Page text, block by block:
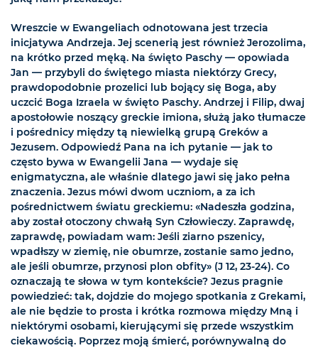
Wreszcie w Ewangeliach odnotowana jest trzecia
inicjatywa Andrzeja. Jej scenerią jest również Jerozolima,
na krótko przed męką. Na święto Paschy — opowiada
Jan — przybyli do świętego miasta niektórzy Grecy,
prawdopodobnie prozelici lub bojący się Boga, aby
uczcić Boga Izraela w święto Paschy. Andrzej i Filip, dwaj
apostołowie noszący greckie imiona, służą jako tłumacze
i pośrednicy między tą niewielką grupą Greków a
Jezusem. Odpowiedź Pana na ich pytanie — jak to
często bywa w Ewangelii Jana — wydaje się
enigmatyczna, ale właśnie dlatego jawi się jako pełna
znaczenia. Jezus mówi dwom uczniom, a za ich
pośrednictwem światu greckiemu: «Nadeszła godzina,
aby został otoczony chwałą Syn Człowieczy. Zaprawdę,
zaprawdę, powiadam wam: Jeśli ziarno pszenicy,
wpadłszy w ziemię, nie obumrze, zostanie samo jedno,
ale jeśli obumrze, przynosi plon obfity» (J 12, 23-24). Co
oznaczają te słowa w tym kontekście? Jezus pragnie
powiedzieć: tak, dojdzie do mojego spotkania z Grekami,
ale nie będzie to prosta i krótka rozmowa między Mną i
niektórymi osobami, kierującymi się przede wszystkim
ciekawością. Poprzez moją śmierć, porównywalną do